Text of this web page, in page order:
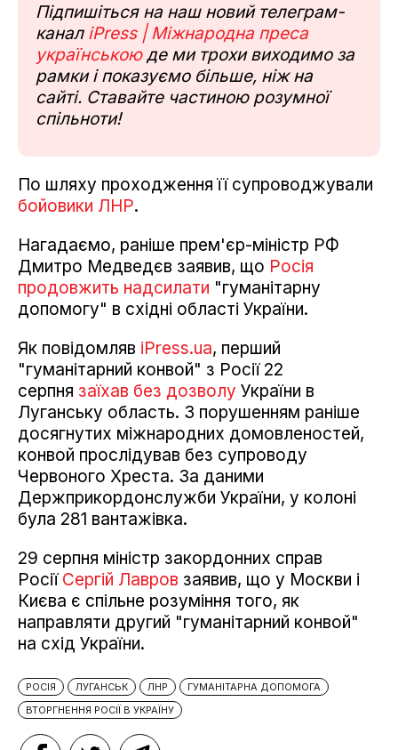
Підпишіться на наш новий телеграм-
канал iPress | Міжнародна преса
українськоюде ми трохи виходимо за
рамки і показуємо більше, ніж на
сайті. Ставайте частиною розумної
спільноти!
По шляху проходження її супроводжували
бойовики ЛНР.
Нагадаємо, раніше прем'єр-міністр РФ
Дмитро Медведєв заявив, що Росія
продовжить надсилати "гуманітарну
допомогу" в східні області України.
Як повідомляв iPress.ua, перший
"гуманітарний конвой" з Росії 22
серпня заїхав без дозволу України в
Луганську область. З порушенням раніше
досягнутих міжнародних домовленостей,
конвой прослідував без супроводу
Червоного Хреста. За даними
Держприкордонслужби України, у колоні
була 281 вантажівка.
29 серпня міністр закордонних справ
Росії Сергій Лавров заявив, що у Москви і
Києва є спільне розуміння того, як
направляти другий "гуманітарний конвой"
на схід України.
РОСІЯ ЛУГАНСЬК ЛНР
ГУМАНІТАРНА ДОПОМОГА
ВТОРГНЕННЯ РОСІЇ В УКРАЇНУ